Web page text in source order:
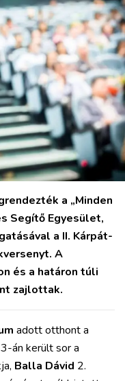
a „Minden
Segítő Egyesület,
a II. Kárpát-
A
és a határon túli
zajlottak.
adott otthont a
án került sor a
Balla Dávid 2.